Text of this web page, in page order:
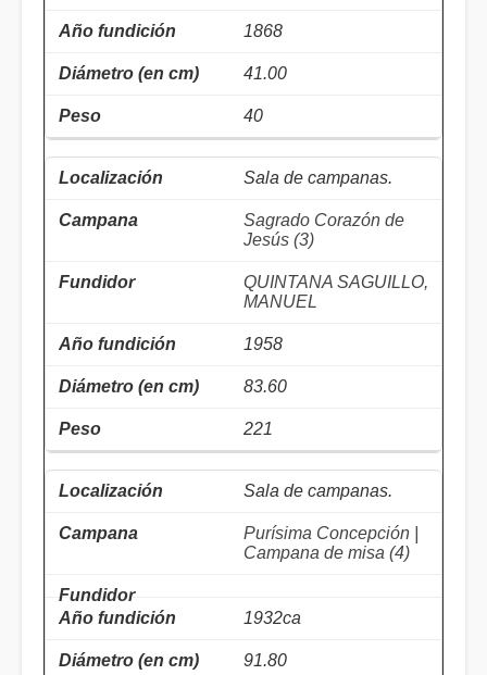
1868
41.00
40
Sala de campanas.
Sagrado Corazón de
Jesús (3)
QUINTANA SAGUILLO,
MANUEL
1958
83.60
221
Sala de campanas.
Purísima Concepción |
Campana de misa (4)
1932ca
91.80